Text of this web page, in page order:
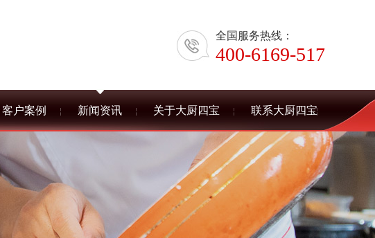
全国服务热线：
400-6169-517
客户案例 新闻资讯 关于大厨四宝 联系大厨四宝